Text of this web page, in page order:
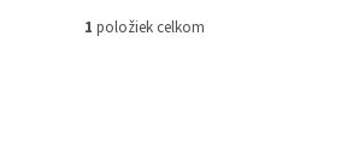
1 položiek celkom